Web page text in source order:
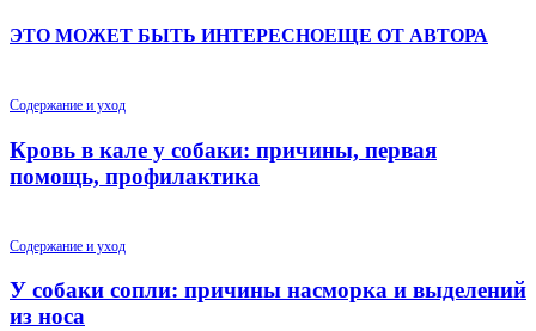
ЭТО МОЖЕТ БЫТЬ ИНТЕРЕСНОЕЩЕ ОТ АВТОРА
Содержание и уход
Кровь в кале у собаки: причины, первая
помощь, профилактика
Содержание и уход
У собаки сопли: причины насморка и выделений
из носа